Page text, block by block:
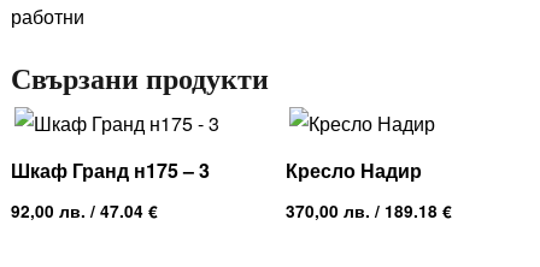
работни
Свързани продукти
Шкаф Гранд н175 – 3
92,00 лв. / 47.04 €
Кресло Надир
370,00лв. / 189.18 €